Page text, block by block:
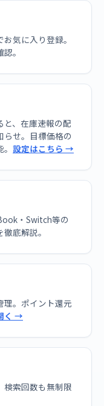
気に入り登録。
。
、在庫速報の配
せ。目標価格の
設定はこちら →
・Switch等の
底解説。
理。ポイント還元
く →
検索回数も無制限